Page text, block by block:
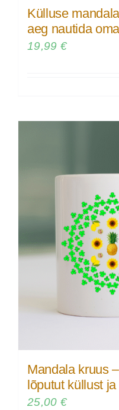
Külluse
aeg nautida
19,99 €
Mandala kruus
lõputut küllust
25,00 €